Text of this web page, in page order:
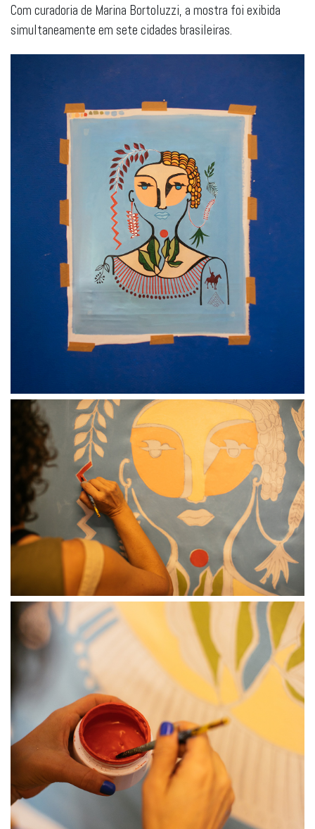
Com curadoria de Marina Bortoluzzi, a mostra foi exibida
simultaneamente em sete cidades brasileiras.